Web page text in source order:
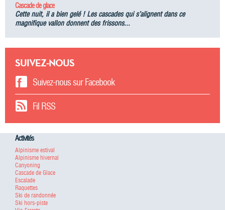
Cascade de glace
Cette nuit, il a bien gelé ! Les cascades qui s’alignent dans ce
magnifique vallon donnent des frissons...
SUIVEZ-NOUS
Suivez-nous sur Facebook
Fil RSS
Activités
Alpinisme estival
Alpinisme hivernal
Canyoning
Cascade de Glace
Escalade
Raquettes
Ski de randonnée
Ski hors-piste